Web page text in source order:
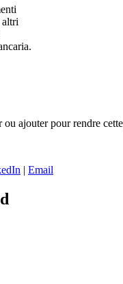
ajouter pour rendre
| Email